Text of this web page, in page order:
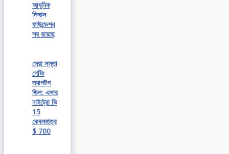
আধুনিক
লিনাক্স
ফাউন্ডেশন
সহ রয়েছে
সেরা সস্তা
গেমিং
ল্যাপটপ
ডিল: এসার
নাইট্রো ভি
15
কেবলমাত্র
$ 700